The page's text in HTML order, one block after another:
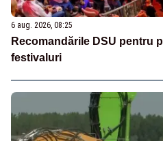
6 aug. 2026, 08:25
Recomandările DSU pentru
festivaluri